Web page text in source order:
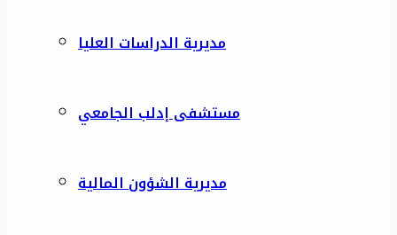
مديرية الدراسات العليا
مستشفى إدلب الجامعي
مديرية الشؤون المالية